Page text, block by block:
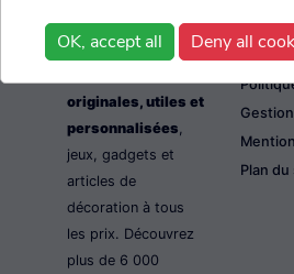
boutique
spécialisée dans
originales, utiles et
personnalisées,
jeux, gadgets et
articles de
décoration à tous
les prix. Découvrez
plus de 6 000
Plan du
OK, accept all Deny all